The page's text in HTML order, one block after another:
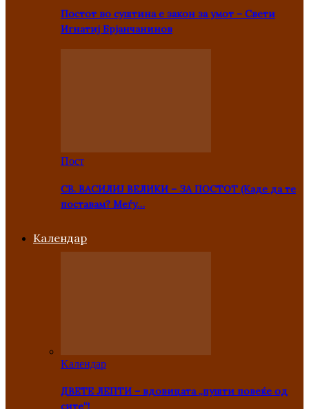
Постот во суштина е закон за умот – Свети
Игнатиј Брјанчанинов
Пост
СВ. ВАСИЛИЈ ВЕЛИКИ – ЗА ПОСТОТ (Каде да те
поставам? Меѓу…
Kалендар
Kалендар
ДВЕТЕ ЛЕПТИ – вдовицата „пушти повеќе од
сите“!